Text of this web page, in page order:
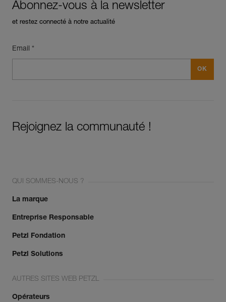
Abonnez-vous à la newsletter
et restez connecté à notre actualité
Email *
Rejoignez la communauté !
QUI SOMMES-NOUS ?
La marque
Entreprise Responsable
Petzl Fondation
Petzl Solutions
AUTRES SITES WEB PETZL
Opérateurs